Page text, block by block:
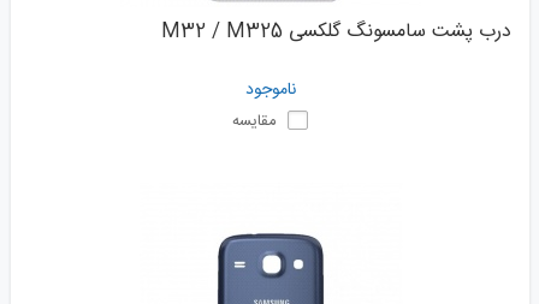
درب پشت سامسونگ گلکسی M32 / M325
ناموجود
مقایسه